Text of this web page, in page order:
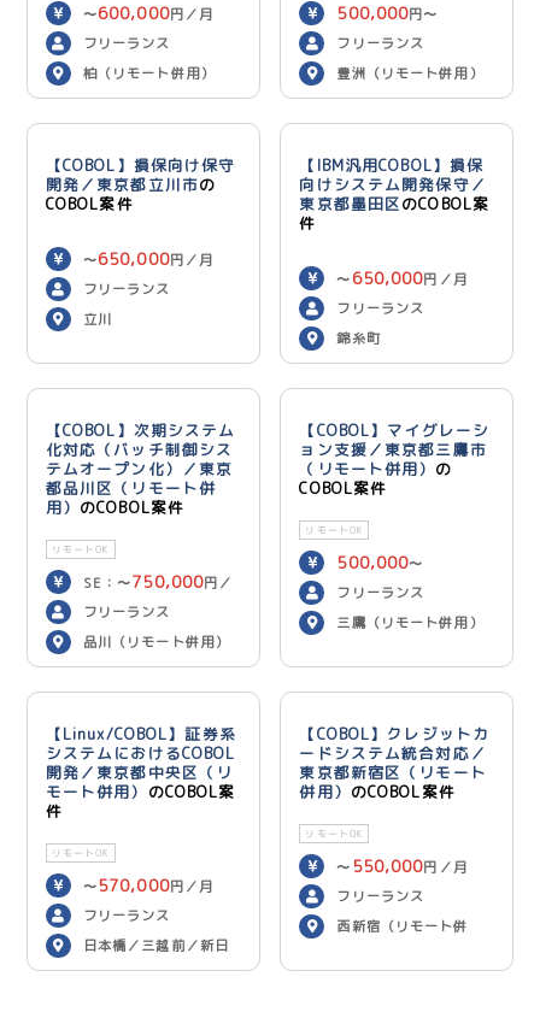
〜600,000円／月
フリーランス
柏（リモート併用）
500,000円〜
600,000 円／月
フリーランス
豊洲（リモート併用）
【COBOL】損保向け保守
開発／東京都立川市の
COBOL案件
〜650,000円／月
フリーランス
立川
【IBM汎用COBOL】損保
向けシステム開発保守／
東京都墨田区のCOBOL案
件
〜 650,000円／月
フリーランス
錦糸町
【COBOL】次期システム
化対応（バッチ制御シス
テムオープン化）／東京
都品川区（リモート併
用） のCOBOL案件
リモートOK
SE：〜750,000円／
月 PG：〜700,000
／月
フリーランス
品川（リモート併用）
【COBOL】マイグレーシ
ョン支援／東京都三鷹市
（リモート併用） の
COBOL案件
リモートOK
500,000〜
600,000 円／月
フリーランス
三鷹（リモート併用）
【Linux/COBOL】証券系
システムにおけるCOBOL
開発／東京都中央区（リ
モート併用） のCOBOL案
件
リモートOK
〜 570,000円／月
フリーランス
日本橋／三越前／新日
本橋（リモート併用）
【COBOL】クレジットカ
ードシステム統合対応／
東京都新宿区（リモート
併用） のCOBOL案件
リモートOK
〜 550,000円／月
フリーランス
西新宿（リモート併